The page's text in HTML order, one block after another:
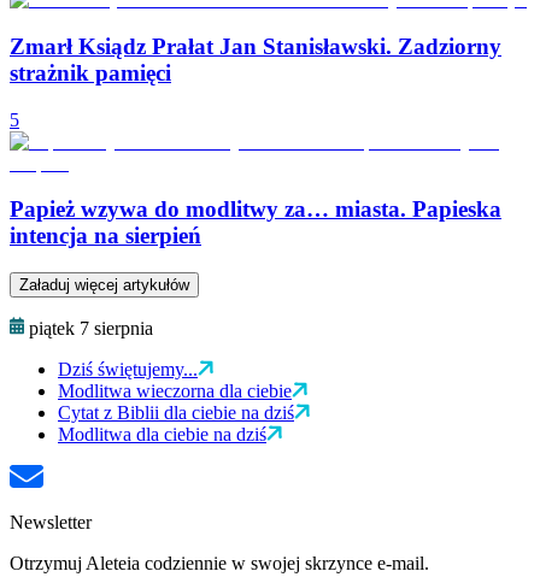
Zmarł Ksiądz Prałat Jan Stanisławski. Zadziorny
strażnik pamięci
5
Papież wzywa do modlitwy za… miasta. Papieska
intencja na sierpień
Załaduj więcej artykułów
piątek 7 sierpnia
Dziś świętujemy...
Modlitwa wieczorna dla ciebie
Cytat z Biblii dla ciebie na dziś
Modlitwa dla ciebie na dziś
Newsletter
Otrzymuj Aleteia codziennie w swojej skrzynce e-mail.